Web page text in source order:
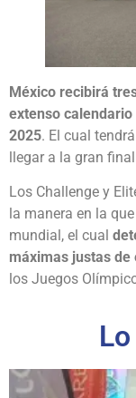
México recibirá
extenso
2025. El cual
llegar a la gran
Los Challenge y
la manera en la
mundial, el cual
máximas justas de
los Juegos